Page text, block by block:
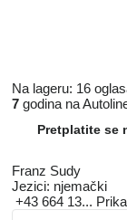
Na lageru: 16
7 godina na
Pretplatite se
Franz Sudy
Jezici: njemački
+43 664 13...